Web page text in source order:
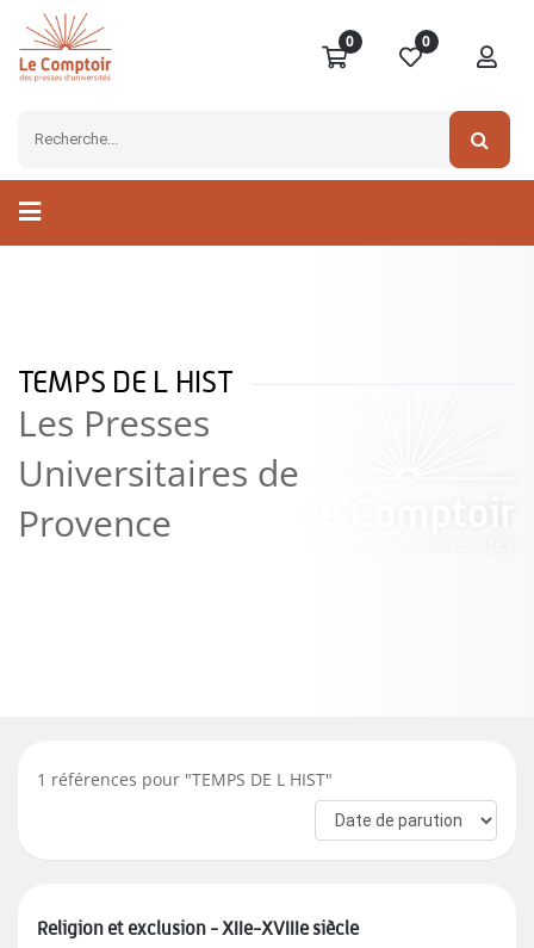
0 0
TEMPS DE L HIST
Les Presses
Universitaires de
Provence
1 références pour "TEMPS DE L HIST"
Religion et exclusion - XIIe-XVIIIe siècle